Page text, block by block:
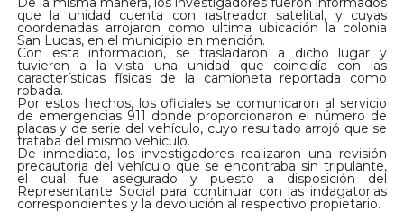
que la unidad cuenta con rastreador satelital, y cuyas
coordenadas arrojaron como ultima ubicación la colonia
San Lucas, en el municipio en mención.
Con esta información, se trasladaron a dicho lugar y
tuvieron a la vista una unidad que coincidía con las
características físicas de la camioneta reportada como
robada.
Por estos hechos, los oficiales se comunicaron al servicio
de emergencias 911 donde proporcionaron el número de
placas y de serie del vehículo, cuyo resultado arrojó que se
trataba del mismo vehículo.
De inmediato, los investigadores realizaron una revisión
precautoria del vehículo que se encontraba sin tripulante,
el cual fue asegurado y puesto a disposición del
Representante Social para continuar con las indagatorias
correspondientes y la devolución al respectivo propietario.